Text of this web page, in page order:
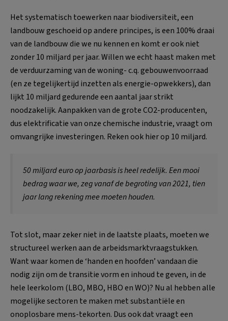
Het systematisch toewerken naar biodiversiteit, een
landbouw geschoeid op andere principes, is een 100% draai
van de landbouw die we nu kennen en komt er ook niet
zonder 10 miljard per jaar. Willen we echt haast maken met
de verduurzaming van de woning- c.q. gebouwenvoorraad
(en ze tegelijkertijd inzetten als energie-opwekkers), dan
lijkt 10 miljard gedurende een aantal jaar strikt
noodzakelijk. Aanpakken van de grote CO2-producenten,
dus elektrificatie van onze chemische industrie, vraagt om
omvangrijke investeringen. Reken ook hier op 10 miljard.
50 miljard euro op jaarbasis is heel redelijk. Een mooi
bedrag waar we, zeg vanaf de begroting van 2021, tien
jaar lang rekening mee moeten houden.
Tot slot, maar zeker niet in de laatste plaats, moeten we
structureel werken aan de arbeidsmarktvraagstukken.
Want waar komen de ‘handen en hoofden’ vandaan die
nodig zijn om de transitie vorm en inhoud te geven, in de
hele leerkolom (LBO, MBO, HBO en WO)? Nu al hebben alle
mogelijke sectoren te maken met substantiële en
onoplosbare mens-tekorten. Dus ook dat vraagt een